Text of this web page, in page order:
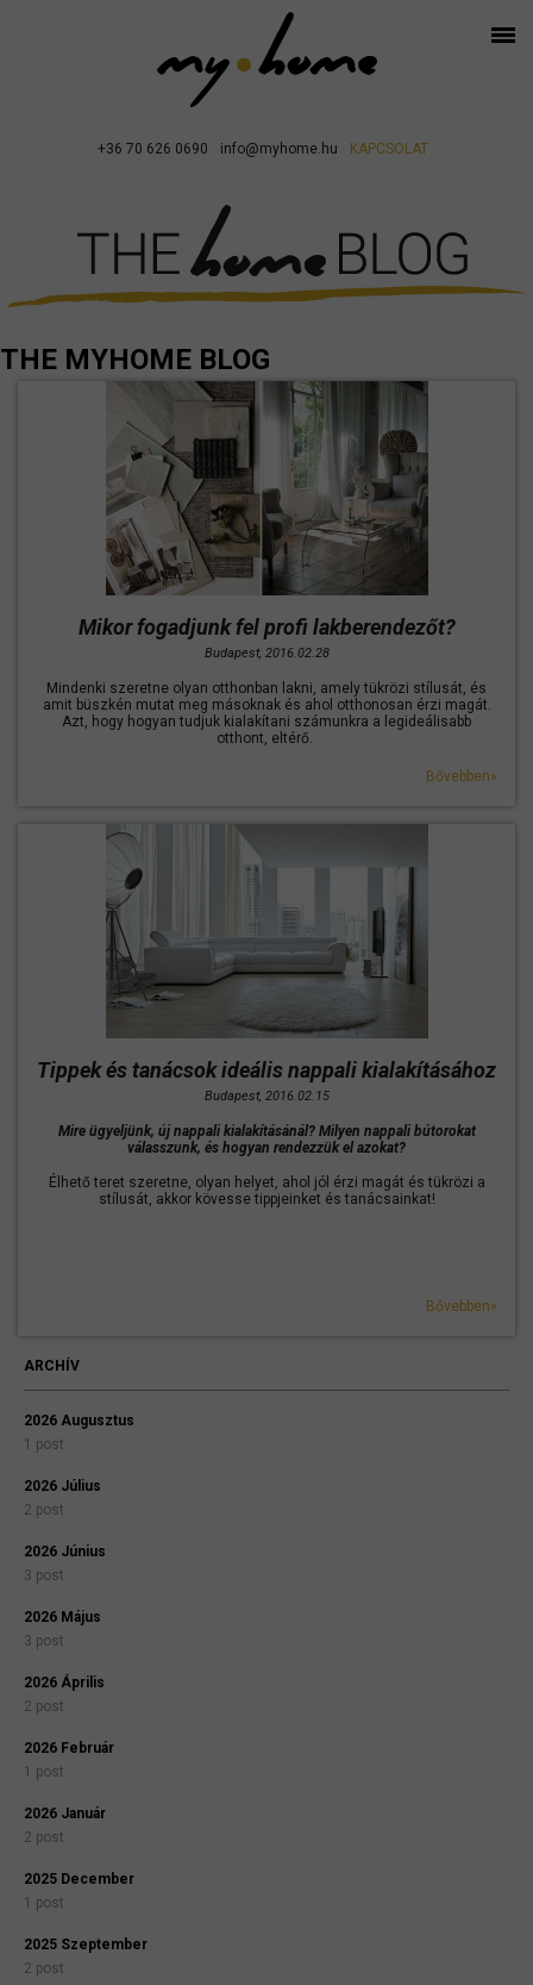
+36 70 626 0690 info@myhome.hu KAPCSOLAT
THE MYHOME BLOG
Mikor fogadjunk fel profi lakberendezőt?
Budapest, 2016.02.28
Mindenki szeretne olyan otthonban lakni, amely tükrözi stílusát, és
amit büszkén mutat meg másoknak és ahol otthonosan érzi magát.
Azt, hogy hogyan tudjuk kialakítani számunkra a legideálisabb
otthont, eltérő.
Bővebben»
Tippek és tanácsok ideális nappali kialakításához
Budapest, 2016.02.15
Mire ügyeljünk, új nappali kialakításánál? Milyen nappali bútorokat
válasszunk, és hogyan rendezzük el azokat?
Élhető teret szeretne, olyan helyet, ahol jól érzi magát és tükrözi a
stílusát, akkor kövesse tippjeinket és tanácsainkat!
Bővebben»
ARCHÍV
2026 Augusztus
1 post
2026 Július
2 post
2026 Június
3 post
2026 Május
3 post
2026 Április
2 post
2026 Február
1 post
2026 Január
2 post
2025 December
1 post
2025 Szeptember
2 post